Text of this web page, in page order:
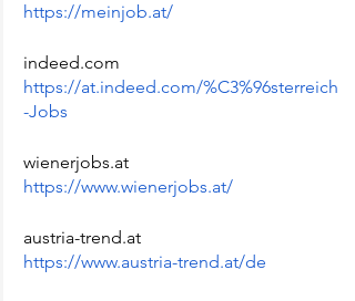
https://meinjob.at/
indeed.com
https://at.indeed.com/%C3%96sterreich
-Jobs
wienerjobs.at
https://www.wienerjobs.at/
austria-trend.at
https://www.austria-trend.at/de